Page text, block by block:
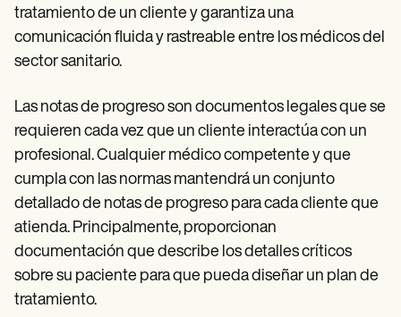
Treatment Plan Template
Informed Consent Form
Social Work Treatment Plans
DAR Note Template
Help Center
Training Hub
Webinars
Switch to Carepatron
Become a Partner
Pricing
Why Carepatron?
Login
Get started
tratamiento de un cliente y garantiza una
comunicación fluida y rastreable entre los médicos del
sector sanitario.
Las notas de progreso son documentos legales que se
requieren cada vez que un cliente interactúa con un
profesional. Cualquier médico competente y que
cumpla con las normas mantendrá un conjunto
detallado de notas de progreso para cada cliente que
atienda. Principalmente, proporcionan
documentación que describe los detalles críticos
sobre su paciente para que pueda diseñar un plan de
tratamiento.